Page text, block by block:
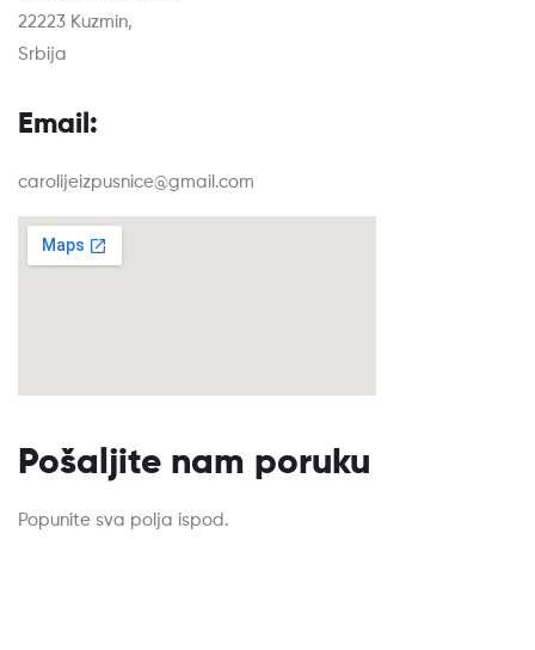
22223 Kuzmin,
Srbija
Email:
carolijeizpusnice@gmail.com
Pošaljite nam poruku
Popunite sva polja ispod.